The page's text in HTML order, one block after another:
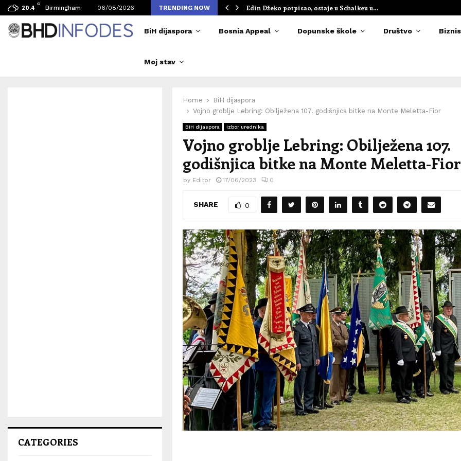
20.4
C
Birmingham 06/08/2026 TRENDING NOW
broj posjetilaca tokom Merlinovih koncerata Edin Džeko potpisao, ostaje u Schalkeu u…
BiH dijaspora Bosnia Appeal Dopunske škole Društvo Biznis
Moj stav
Home
BiH dijaspora
Vojno groblje Lebring: Obilježena 107. godišnjica bitke na Monte Meletta-Fior
BiH dijaspora Izbor urednika
Vojno groblje Lebring: Obilježena 107.
godišnjica bitke na Monte Meletta-Fior
by Editor 17/06/2023 0
SHARE 0
CATEGORIES